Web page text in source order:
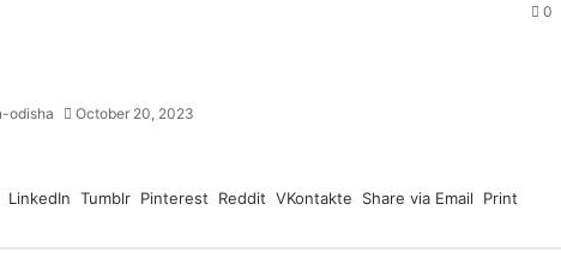
odisha October 20, 2023
0
LinkedIn Tumblr Pinterest Reddit VKontakte Share via Email Print